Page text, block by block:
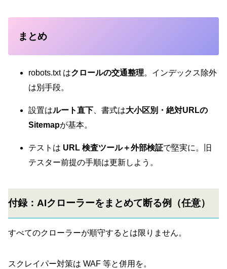
まとめ
robots.txt はクロールの交通整理。インデックス除外
は別手段。
設置はルート直下 、書式は大小区別・絶対URLの
Sitemapが基本。
テストは URL 検査ツール＋外部検証で堅実に。旧
テスター前提の手順は更新しよう。
付録：AIクローラーをまとめて断る例（任意）
すべてのクローラーが順守するとは限りません。
スクレイパー対策は WAF 等と併用を。